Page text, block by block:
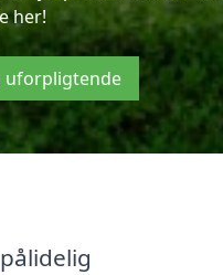
her!
uforpligtende